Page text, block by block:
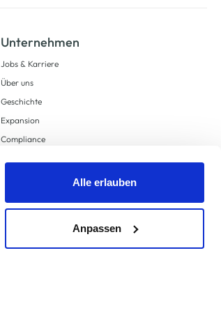
Alle erlauben
Anpassen
Unternehmen
Jobs & Karriere
Über uns
Geschichte
Expansion
Compliance
Supply Chain Due Diligence